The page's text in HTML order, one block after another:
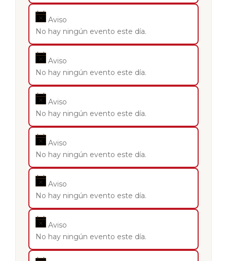
Aviso
No hay ningún evento este día.
Aviso
No hay ningún evento este día.
Aviso
No hay ningún evento este día.
Aviso
No hay ningún evento este día.
Aviso
No hay ningún evento este día.
Aviso
No hay ningún evento este día.